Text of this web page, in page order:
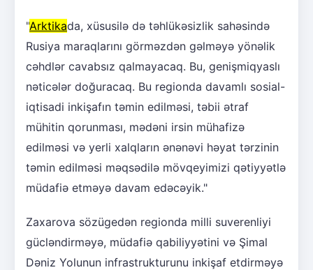
"Arktikada, xüsusilə də təhlükəsizlik sahəsində
Rusiya maraqlarını görməzdən gəlməyə yönəlik
cəhdlər cavabsız qalmayacaq. Bu, genişmiqyaslı
nəticələr doğuracaq. Bu regionda davamlı sosial-
iqtisadi inkişafın təmin edilməsi, təbii ətraf
mühitin qorunması, mədəni irsin mühafizə
edilməsi və yerli xalqların ənənəvi həyat tərzinin
təmin edilməsi məqsədilə mövqeyimizi qətiyyətlə
müdafiə etməyə davam edəcəyik."
Zaxarova sözügedən regionda milli suverenliyi
gücləndirməyə, müdafiə qabiliyyətini və Şimal
Dəniz Yolunun infrastrukturunu inkişaf etdirməyə